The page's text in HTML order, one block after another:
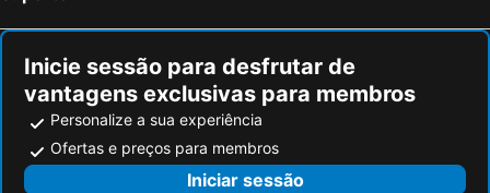
Inicie sessão para desfrutar de
vantagens exclusivas para membros
Personalize a sua experiência
Ofertas e preços para membros
Iniciar sessão